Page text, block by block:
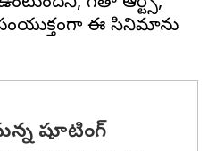
ఈ సినిమాను
షూటింగ్